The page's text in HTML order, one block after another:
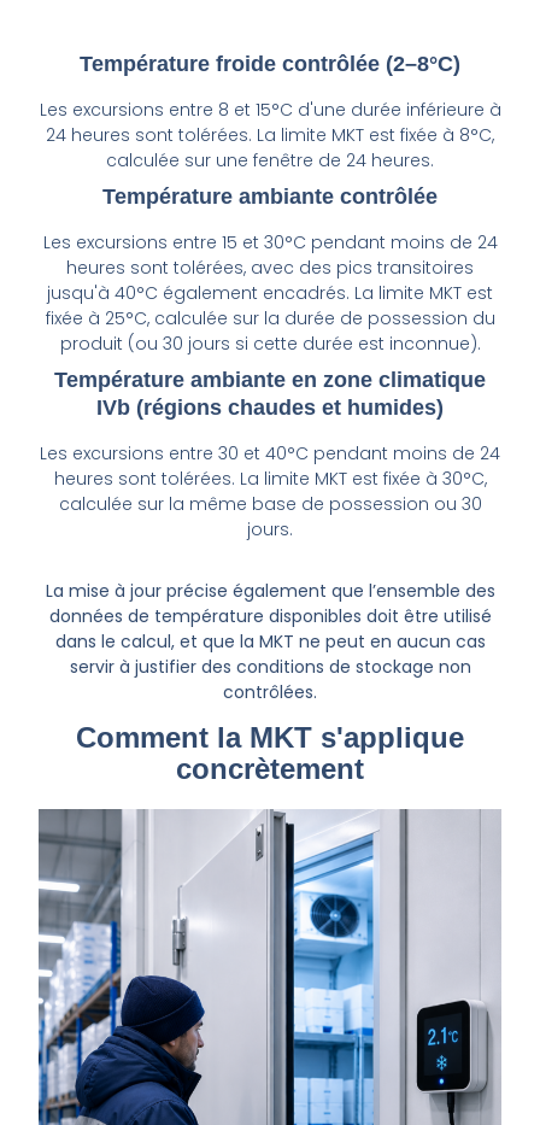
Température froide contrôlée (2–8°C)
Les excursions entre 8 et 15°C d'une durée inférieure à
24 heures sont tolérées. La limite MKT est fixée à 8°C,
calculée sur une fenêtre de 24 heures.
Température ambiante contrôlée
Les excursions entre 15 et 30°C pendant moins de 24
heures sont tolérées, avec des pics transitoires
jusqu'à 40°C également encadrés. La limite MKT est
fixée à 25°C, calculée sur la durée de possession du
produit (ou 30 jours si cette durée est inconnue).
Température ambiante en zone climatique
IVb (régions chaudes et humides)
Les excursions entre 30 et 40°C pendant moins de 24
heures sont tolérées. La limite MKT est fixée à 30°C,
calculée sur la même base de possession ou 30
jours.
La mise à jour précise également que l’ensemble des
données de température disponibles doit être utilisé
dans le calcul, et que la MKT ne peut en aucun cas
servir à justifier des conditions de stockage non
contrôlées.
Comment la MKT s'applique
concrètement